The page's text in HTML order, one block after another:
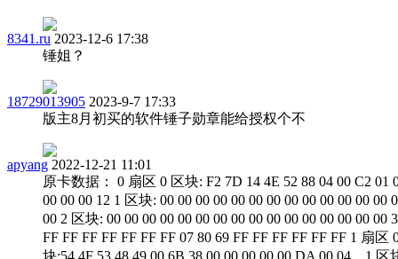
8341.ru 2023-12-6 17:38
锤姐？
18729013905 2023-9-7 17:33
版主8月初买的软件锤子勋章能给授权个不
apyang 2022-12-21 11:01
原卡数据： 0 扇区 0 区块: F2 7D 14 4E 52 88 04 00 C2 01
00 00 00 12 1 区块: 00 00 00 00 00 00 00 00 00 00 00 00 00
00 2 区块: 00 00 00 00 00 00 00 00 00 00 00 00 00 00 00 00
FF FF FF FF FF FF FF 07 80 69 FF FF FF FF FF FF 1 扇区
块:54 4F 53 48 49 00 6B 38 00 00 00 00 00 DA 00 04 1 区